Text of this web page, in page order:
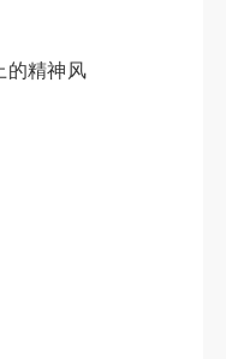
的精神风